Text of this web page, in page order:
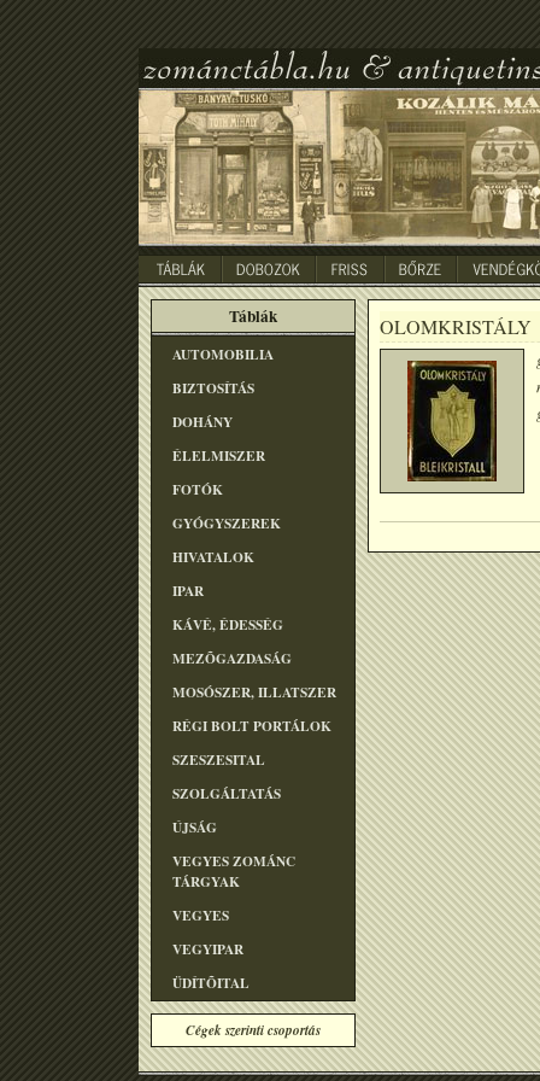
Táblák
AUTOMOBILIA
BIZTOSÍTÁS
DOHÁNY
ÉLELMISZER
FOTÓK
GYÓGYSZEREK
HIVATALOK
IPAR
KÁVÉ, ÉDESSÉG
MEZÕGAZDASÁG
MOSÓSZER, ILLATSZER
RÉGI BOLT PORTÁLOK
SZESZESITAL
SZOLGÁLTATÁS
ÚJSÁG
VEGYES ZOMÁNC
TÁRGYAK
VEGYES
VEGYIPAR
ÜDÍTÕITAL
Cégek szerinti csoportás
OLOMKRISTÁLY